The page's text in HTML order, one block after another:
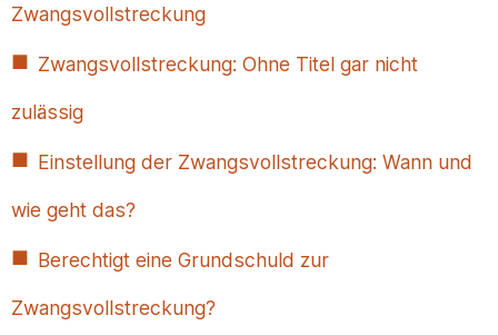
Zwangsvollstreckung
Zwangsvollstreckung: Ohne Titel gar nicht
zulässig
Einstellung der Zwangsvollstreckung: Wann und
wie geht das?
Berechtigt eine Grundschuld zur
Zwangsvollstreckung?